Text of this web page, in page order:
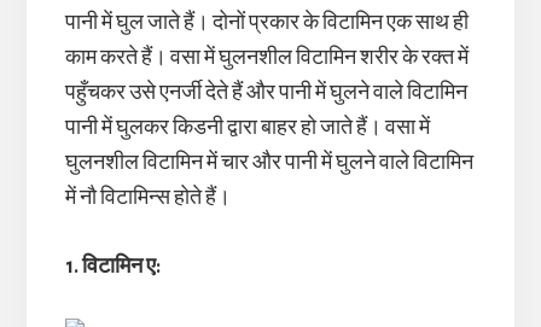
पानी में घुल जाते हैं। दोनों प्रकार के विटामिन एक साथ ही
काम करते हैं। वसा में घुलनशील विटामिन शरीर के रक्त में
पहुँचकर उसे एनर्जी देते हैं और पानी में घुलने वाले विटामिन
पानी में घुलकर किडनी द्वारा बाहर हो जाते हैं। वसा में
घुलनशील विटामिन में चार और पानी में घुलने वाले विटामिन
में नौ विटामिन्स होते हैं।
1. विटामिन ए: